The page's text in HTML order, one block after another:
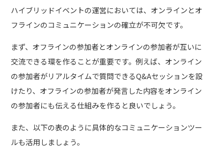
ハイブリッドイベントの運営においては、オンラインとオ
フラインのコミュニケーションの確立が不可欠です。
まず、オフラインの参加者とオンラインの参加者が互いに
交流できる環を作ることが重要です。例えば、オンライン
の参加者がリアルタイムで質問できるQ&Aセッションを設
けたり、オフラインの参加者が発言した内容をオンライン
の参加者にも伝える仕組みを作ると良いでしょう。
また、以下の表のように具体的なコミュニケーションツー
ルも活用しましょう。